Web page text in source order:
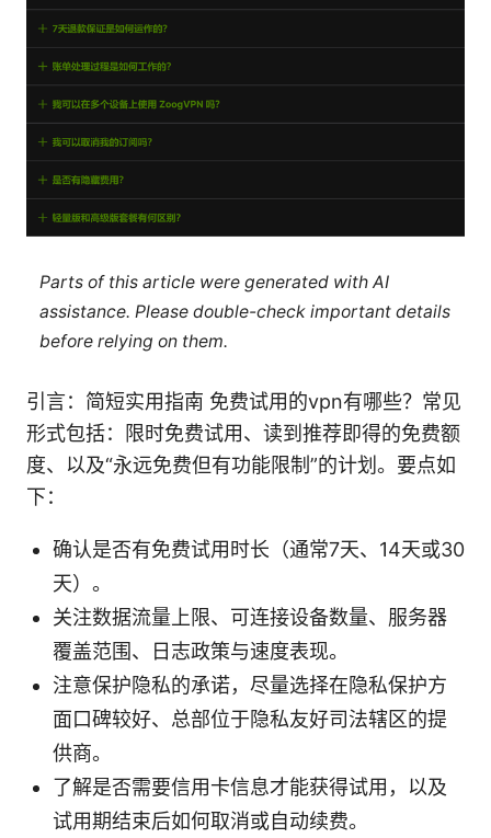
Parts of this article were generated with AI
assistance. Please double-check important details
before relying on them.
引言：简短实用指南 免费试用的vpn有哪些？常见
形式包括：限时免费试用、读到推荐即得的免费额
度、以及“永远免费但有功能限制”的计划。要点如
下：
确认是否有免费试用时长（通常7天、14天或30
天）。
关注数据流量上限、可连接设备数量、服务器
覆盖范围、日志政策与速度表现。
注意保护隐私的承诺，尽量选择在隐私保护方
面口碑较好、总部位于隐私友好司法辖区的提
供商。
了解是否需要信用卡信息才能获得试用，以及
试用期结束后如何取消或自动续费。